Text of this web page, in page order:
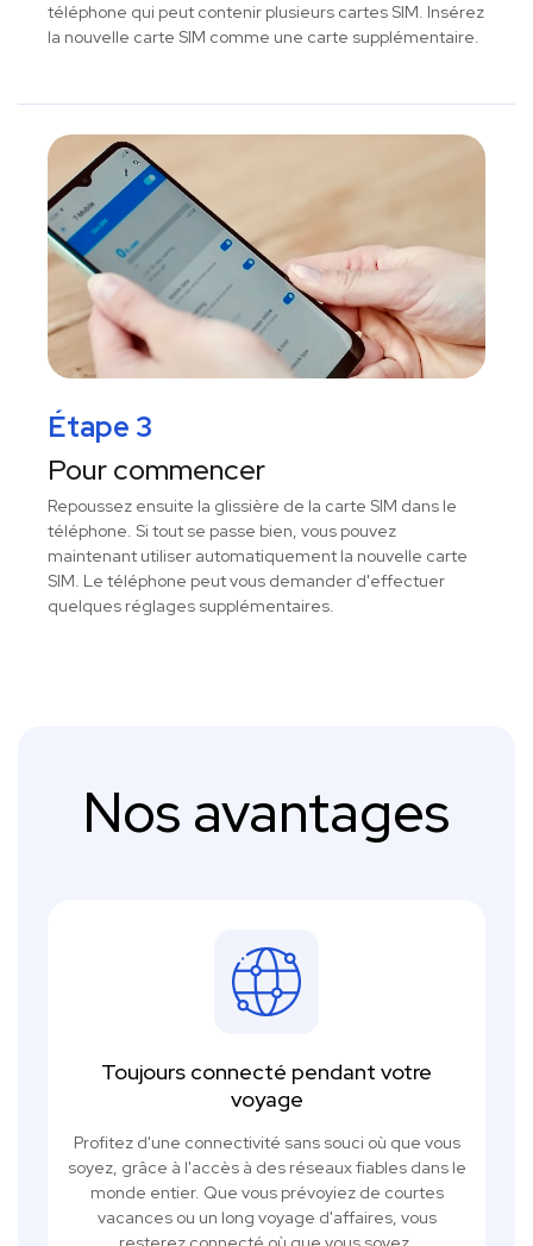
téléphone qui peut contenir plusieurs cartes SIM. Insérez
la nouvelle carte SIM comme une carte supplémentaire.
Étape 3
Pour commencer
Repoussez ensuite la glissière de la carte SIM dans le
téléphone. Si tout se passe bien, vous pouvez
maintenant utiliser automatiquement la nouvelle carte
SIM. Le téléphone peut vous demander d'effectuer
quelques réglages supplémentaires.
Nos avantages
Toujours connecté pendant votre
voyage
Profitez d'une connectivité sans souci où que vous
soyez, grâce à l'accès à des réseaux fiables dans le
monde entier. Que vous prévoyiez de courtes
vacances ou un long voyage d'affaires, vous